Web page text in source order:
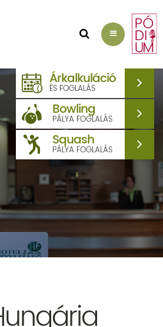
Árkalkuláció
ÉS FOGLALÁS
Bowling
PÁLYA FOGLALÁS
Squash
PÁLYA FOGLALÁS